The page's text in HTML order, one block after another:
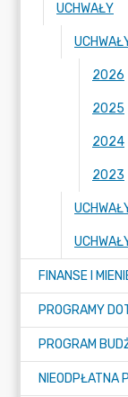
UCHWAŁY
2026
2025
2024
2023
FINANSE I
NIEODPŁATNA